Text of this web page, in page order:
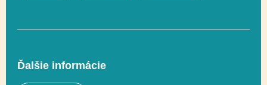
Ďalšie informácie